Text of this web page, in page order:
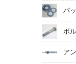
パ
ボ
ア